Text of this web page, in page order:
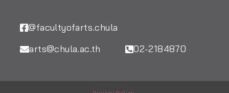
@facultyofarts.chula
arts@chula.ac.th
02-2184870